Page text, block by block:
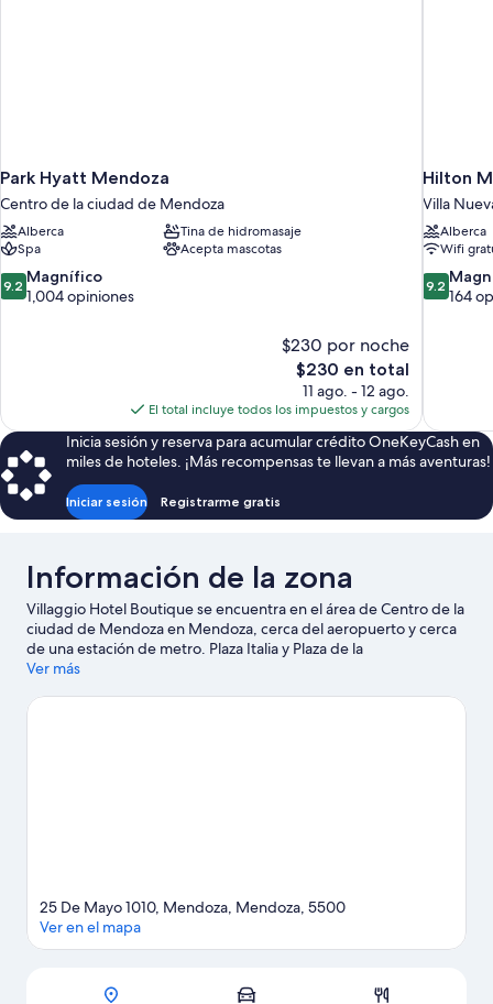
Park Hyatt Mendoza
Centro de la ciudad de Mendoza
Alberca
Tina de hidromasaje
Spa
Acepta mascotas
9.2
de
9.2 Magnífico
1,004 opiniones
$230 por noche
El
precio
actual
es
de
$230
$230 en total
11 ago. - 12 ago.
El total incluye todos los impuestos y cargos
Hilton
Villa
Alberca
Wifi
9.2
de
9.2
164
Inicia sesión y reserva para acumular crédito OneKeyCash en
miles de hoteles. ¡Más recompensas te llevan a más aventuras!
Iniciar sesión Registrarme gratis
Información de la zona
Villaggio Hotel Boutique se encuentra en el área de Centro de la
ciudad de Mendoza en Mendoza, cerca del aeropuerto y cerca
de una estación de metro. Plaza Italia y Plaza de la
Independencia son lugares emblemáticos, y los turistas que
Mercado central. ¿Quieres asistir a un evento o partido mientras
Ver más
Sección del mapa
25 De Mayo 1010, Mendoza, Mendoza, 5500
Ver en el mapa